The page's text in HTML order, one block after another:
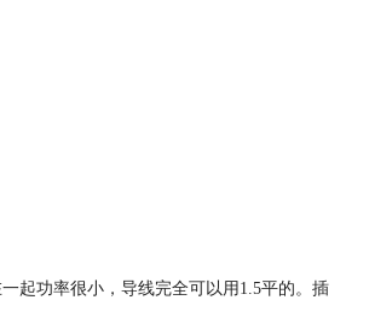
起功率很小，导线完全可以用1.5平的。插